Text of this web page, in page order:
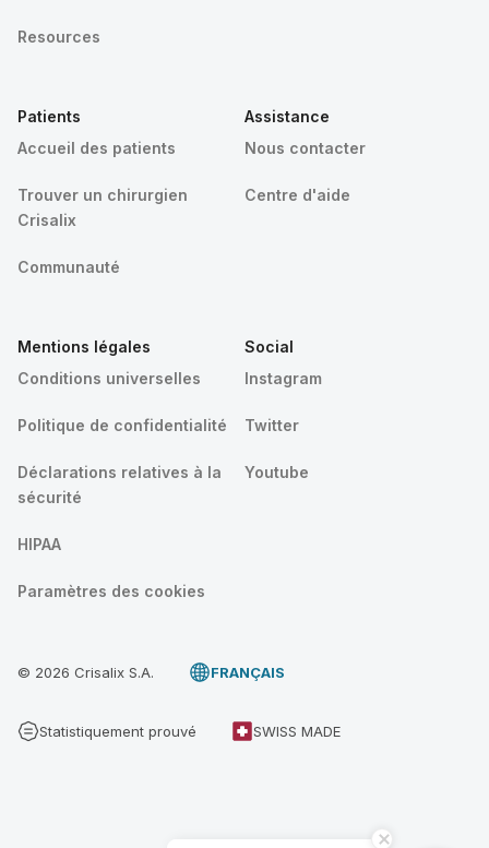
Resources
Patients
Accueil des patients
Trouver un chirurgien
Crisalix
Communauté
Assistance
Nous contacter
Centre d'aide
Mentions légales
Conditions universelles
Politique de confidentialité
Déclarations relatives à la
sécurité
HIPAA
Paramètres des cookies
Social
Instagram
Twitter
Youtube
© 2026 Crisalix S.A. FRANÇAIS
Statistiquement prouvé SWISS MADE